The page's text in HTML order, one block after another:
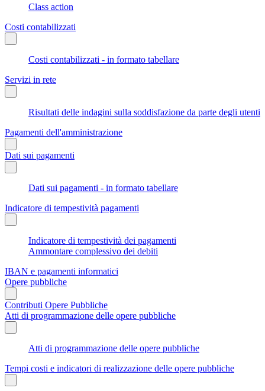
Class action
Costi contabilizzati
Costi contabilizzati - in formato tabellare
Servizi in rete
Risultati delle indagini sulla soddisfazione da parte degli utenti
Pagamenti dell'amministrazione
Dati sui pagamenti
Dati sui pagamenti - in formato tabellare
Indicatore di tempestività pagamenti
Indicatore di tempestività dei pagamenti
Ammontare complessivo dei debiti
IBAN e pagamenti informatici
Opere pubbliche
Contributi Opere Pubbliche
Atti di programmazione delle opere pubbliche
Atti di programmazione delle opere pubbliche
Tempi costi e indicatori di realizzazione delle opere pubbliche